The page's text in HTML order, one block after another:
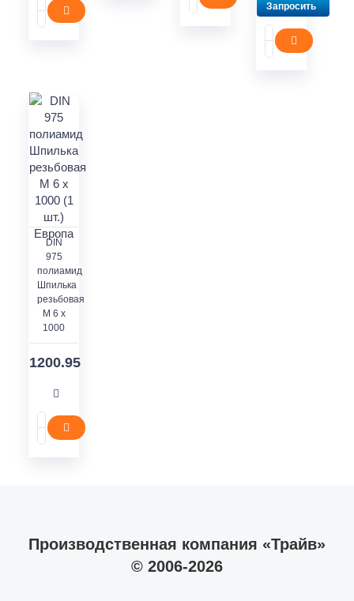
Запросить
DIN
975
полиамид
Шпилька
резьбовая
M 6 x
1000
1200.95
Производственная компания «Трайв»
© 2006-2026